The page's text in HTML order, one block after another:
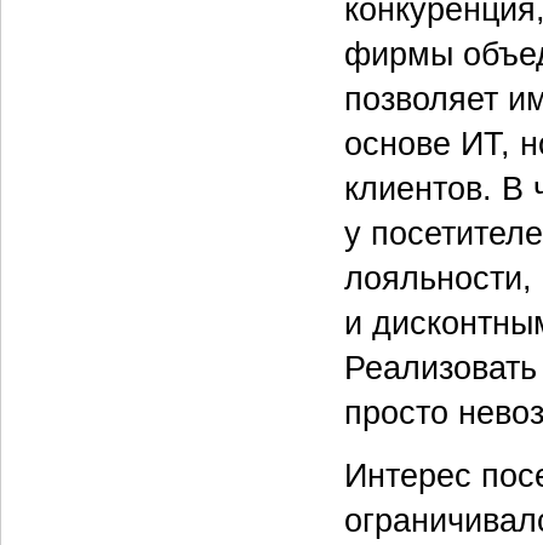
фирмы
позволяет
основе ИТ,
клиентов. В
у
лояльности,
и
просто
Интерес